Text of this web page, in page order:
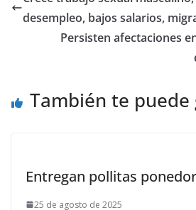
desempleo, bajos salarios,
Persisten afectaciones
También te puede
Entregan pollitas
25 de agosto de 2025